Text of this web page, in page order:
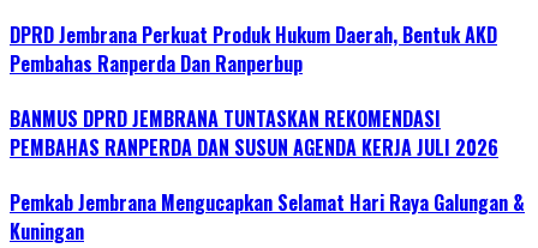
DPRD Jembrana Perkuat Produk Hukum Daerah, Bentuk AKD
Pembahas Ranperda Dan Ranperbup
BANMUS DPRD JEMBRANA TUNTASKAN REKOMENDASI
PEMBAHAS RANPERDA DAN SUSUN AGENDA KERJA JULI 2026
Pemkab Jembrana Mengucapkan Selamat Hari Raya Galungan &
Kuningan